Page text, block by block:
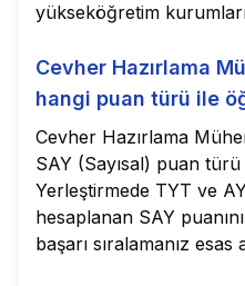
yükseköğretim
Cevher Hazırlama
hangi puan türü ile
Cevher Hazırlama
SAY (Sayısal) puan
Yerleştirmede TYT ve
hesaplanan SAY
başarı sıralamanız esas